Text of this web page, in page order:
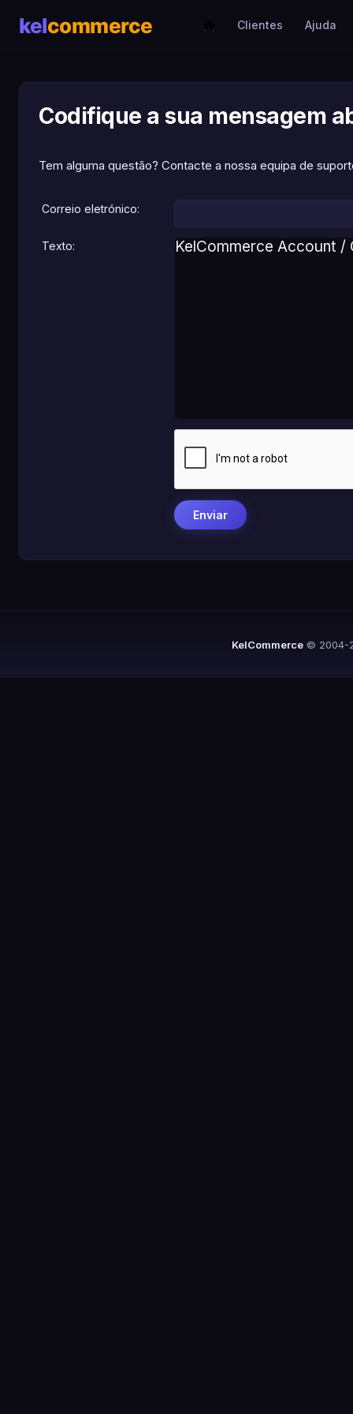
Clientes Ajuda
Codifique a sua mensagem
Tem alguma questão? Contacte a nossa equipa de
Correio eletrónico:
Texto:
KelCommerce© 2004-